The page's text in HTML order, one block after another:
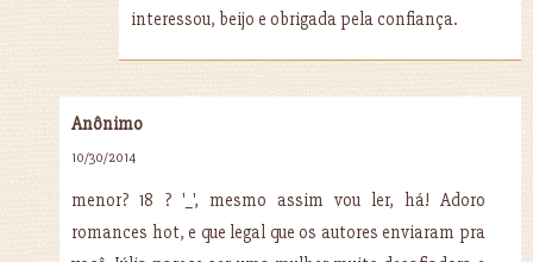
interessou, beijo e obrigada pela confiança.
Anônimo
10/30/2014
menor? 18 ? '_', mesmo assim vou ler, há! Adoro
romances hot, e que legal que os autores enviaram pra